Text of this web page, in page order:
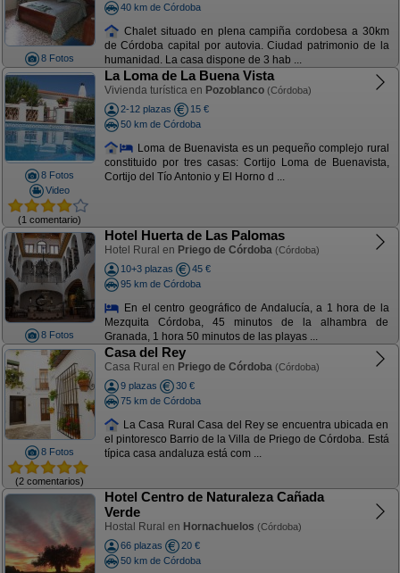
8 Fotos
40 km de Córdoba
Chalet situado en plena campiña cordobesa a 30km
de Córdoba capital por autovia. Ciudad patrimonio de la
humanidad. La casa dispone de 3 hab ...
8 Fotos
Video
(1 comentario)
La Loma de La Buena Vista
Vivienda turística en Pozoblanco (Córdoba)
2-12 plazas
15 €
50 km de Córdoba
Loma de Buenavista es un pequeño complejo rural
constituido por tres casas: Cortijo Loma de Buenavista,
Cortijo del Tío Antonio y El Horno d ...
8 Fotos
Hotel Huerta de Las Palomas
Hotel Rural en Priego de Córdoba (Córdoba)
10+3 plazas
45 €
95 km de Córdoba
En el centro geográfico de Andalucía, a 1 hora de la
Mezquita Córdoba, 45 minutos de la alhambra de
Granada, 1 hora 50 minutos de las playas ...
8 Fotos
(2 comentarios)
Casa del Rey
Casa Rural en Priego de Córdoba (Córdoba)
9 plazas
30 €
75 km de Córdoba
La Casa Rural Casa del Rey se encuentra ubicada en
el pintoresco Barrio de la Villa de Priego de Córdoba. Está
típica casa andaluza está com ...
Hotel Centro de Naturaleza Cañada
Verde
Hostal Rural en Hornachuelos (Córdoba)
66 plazas
20 €
50 km de Córdoba